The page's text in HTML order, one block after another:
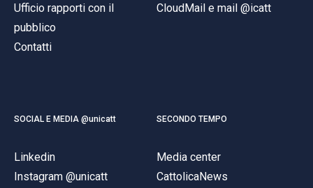
Ufficio rapporti con il
pubblico
Contatti
CloudMail e mail @icatt
SOCIAL E MEDIA @unicatt
Linkedin
Instagram @unicatt
SECONDO TEMPO
Media center
CattolicaNews